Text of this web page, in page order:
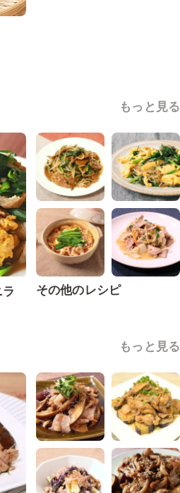
もっと見る
その他のレシピ
もっと見る